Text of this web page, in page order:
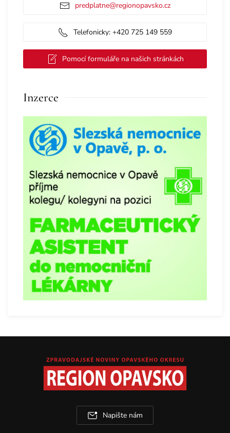
predplatne@regionopavsko.cz
Telefonicky: +420 725 149 559
Pomocí formuláře na našich stránkách
Inzerce
Napište nám